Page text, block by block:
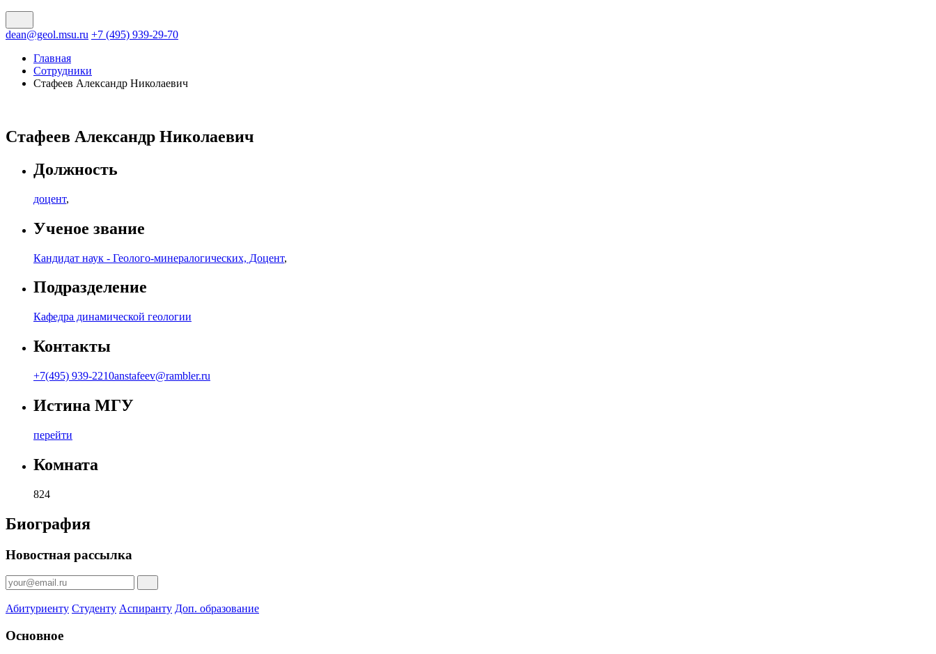
dean@geol.msu.ru +7 (495) 939-29-70
Главная
Сотрудники
Стафеев Александр Николаевич
Стафеев Александр Николаевич
Должность
доцент,
Ученое звание
Кандидат наук - Геолого-минералогических, Доцент,
Подразделение
Кафедра динамической геологии
Контакты
+7(495) 939-2210anstafeev@rambler.ru
Истина МГУ
перейти
Комната
824
Биография
Новостная рассылка
Абитуриенту Студенту Аспиранту Доп. образование
Основное